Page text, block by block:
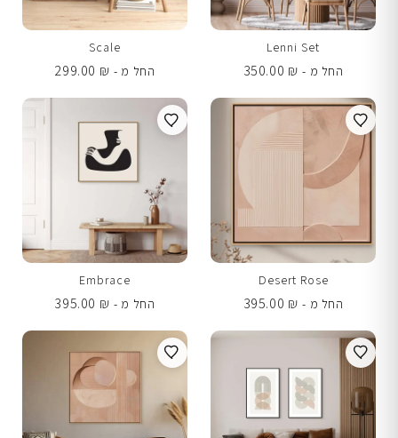
Lenni Set
החל מ -
350.00 ₪
Scale
החל מ -
299.00 ₪
Desert Rose
החל מ -
395.00 ₪
Embrace
החל מ -
395.00 ₪